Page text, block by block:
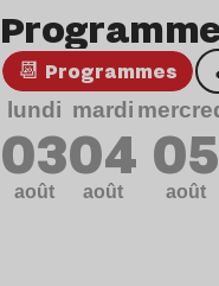
Pop
Ambient
Disco
Hardcore
Global Club
📆 Programmes
lundi
03
août
mardi
04
août
05
août